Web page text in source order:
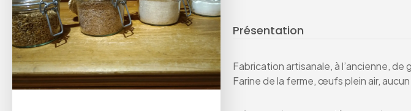
Présentation
Fabrication artisanale, à l’ancienne,
Farine de la ferme, œufs plein air,